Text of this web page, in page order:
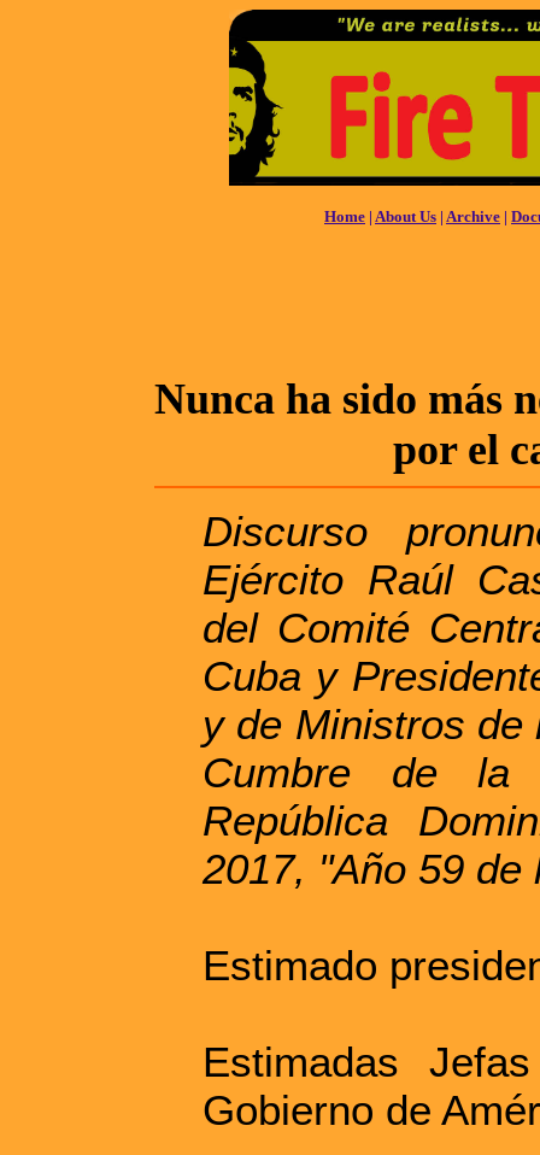
Home | About Us | Archive |
Nunca ha sido más
por el
Discurso
Ejército Raúl
del Comité
Cuba y
y de Ministros de
Cumbre de la
República
2017, "Año 59 de
Estimado
Estimadas
Gobierno de